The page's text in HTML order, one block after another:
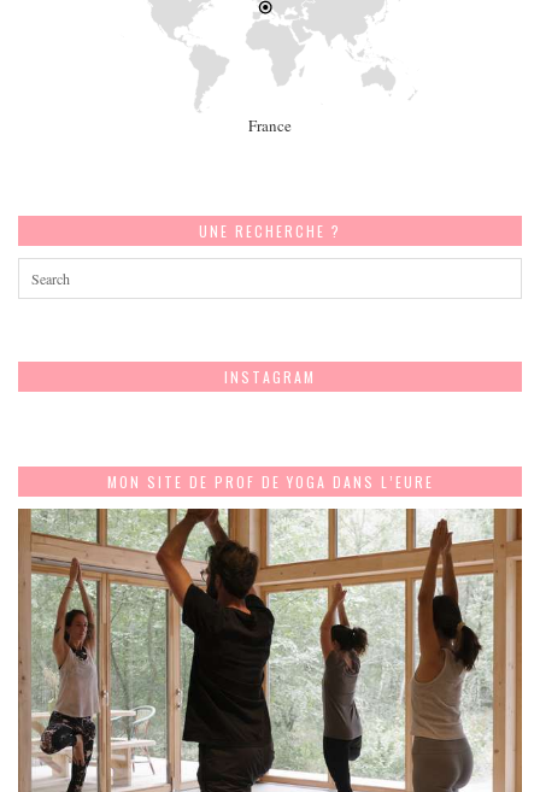
France
UNE RECHERCHE ?
INSTAGRAM
MON SITE DE PROF DE YOGA DANS L’EURE